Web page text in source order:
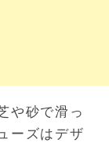
や砂で滑っ
ーズはデザ